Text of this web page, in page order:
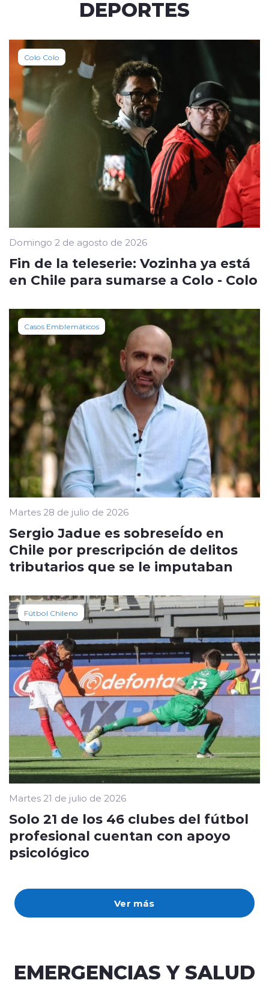
DEPORTES
Ver más
Colo Colo
Domingo 2 de agosto de 2026
Fin de la teleserie: Vozinha ya está
en Chile para sumarse a Colo - Colo
Casos Emblemáticos
Martes 28 de julio de 2026
Sergio Jadue es sobreseÍdo en
Chile por prescripción de delitos
tributarios que se le imputaban
Fútbol Chileno
Martes 21 de julio de 2026
Solo 21 de los 46 clubes del fútbol
profesional cuentan con apoyo
psicológico
EMERGENCIAS Y SALUD